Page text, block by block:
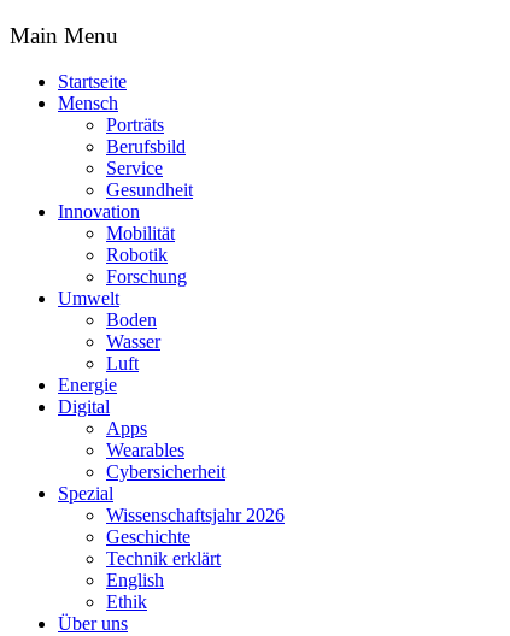
Main Menu
Startseite
Mensch
Porträts
Berufsbild
Service
Gesundheit
Innovation
Mobilität
Robotik
Forschung
Umwelt
Boden
Wasser
Luft
Energie
Digital
Apps
Wearables
Cybersicherheit
Spezial
Wissenschaftsjahr 2026
Geschichte
Technik erklärt
English
Ethik
Über uns